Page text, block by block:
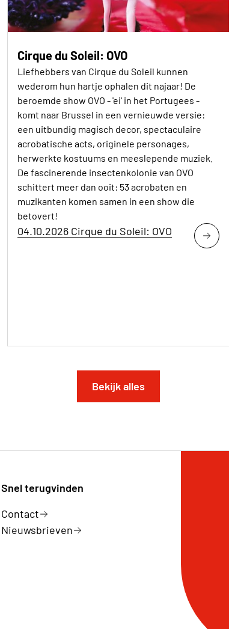
Cirque du Soleil: OVO
Liefhebbers van Cirque du Soleil kunnen
wederom hun hartje ophalen dit najaar! De
beroemde show OVO - 'ei' in het Portugees -
komt naar Brussel in een vernieuwde versie:
een uitbundig magisch decor, spectaculaire
acrobatische acts, originele personages,
herwerkte kostuums en meeslepende muziek.
De fascinerende insectenkolonie van OVO
schittert meer dan ooit: 53 acrobaten en
muzikanten komen samen in een show die
betovert!
04.10.2026 Cirque du Soleil: OVO
Bekijk alles
Snel terugvinden
Contact
Nieuwsbrieven